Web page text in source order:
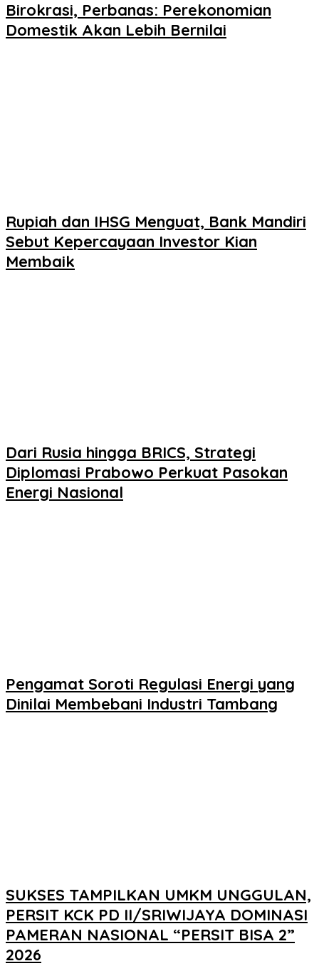
Birokrasi, Perbanas: Perekonomian
Domestik Akan Lebih Bernilai
Rupiah dan IHSG Menguat, Bank Mandiri
Sebut Kepercayaan Investor Kian
Membaik
Dari Rusia hingga BRICS, Strategi
Diplomasi Prabowo Perkuat Pasokan
Energi Nasional
Pengamat Soroti Regulasi Energi yang
Dinilai Membebani Industri Tambang
SUKSES TAMPILKAN UMKM UNGGULAN,
PERSIT KCK PD II/SRIWIJAYA DOMINASI
PAMERAN NASIONAL “PERSIT BISA 2”
2026